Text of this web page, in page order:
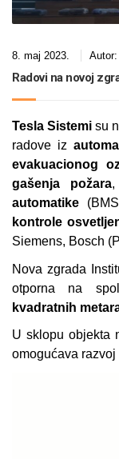
8. maj 2023. Autor:
Radovi na novoj
Tesla Sistemi su
radove iz
evakuacionog
gašenja požara,
automatike
kontrole
Siemens, Bosch
Nova zgrada
otporna na
kvadratnih
U sklopu objekta
omogućava